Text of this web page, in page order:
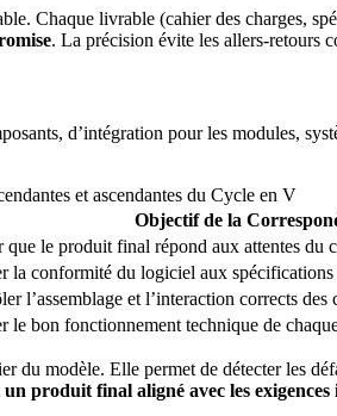
Chaque livrable (cahier des charges,
. La précision évite les allers-retours
d’intégration pour les modules,
et ascendantes du Cycle en V
Objectif de la
que le produit final répond aux attentes du
la conformité du logiciel aux spécifications
l’assemblage et l’interaction corrects des
le bon fonctionnement technique de
du modèle. Elle permet de détecter les
produit final aligné avec les exigences